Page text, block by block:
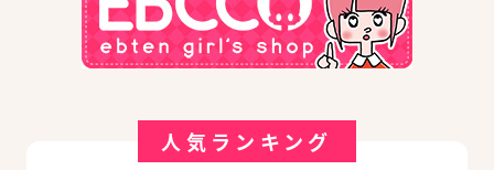
人気ランキング